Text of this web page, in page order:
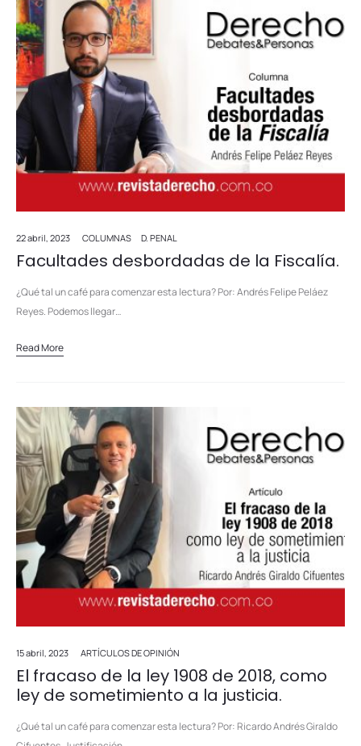
22 abril, 2023 COLUMNAS D. PENAL
Facultades desbordadas de la Fiscalía.
¿Qué tal un café para comenzar esta lectura? Por: Andrés Felipe Peláez
Reyes. Podemos llegar…
Read More
15 abril, 2023 ARTÍCULOS DE OPINIÓN
El fracaso de la ley 1908 de 2018, como
ley de sometimiento a la justicia.
¿Qué tal un café para comenzar esta lectura? Por: Ricardo Andrés Giraldo